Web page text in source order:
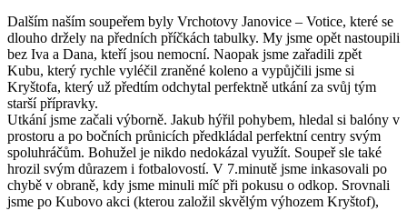
Dalším naším soupeřem byly Vrchotovy Janovice – Votice, které se
dlouho držely na předních příčkách tabulky. My jsme opět nastoupili
bez Iva a Dana, kteří jsou nemocní. Naopak jsme zařadili zpět
Kubu, který rychle vyléčil zraněné koleno a vypůjčili jsme si
Kryštofa, který už předtím odchytal perfektně utkání za svůj tým
starší přípravky.
Utkání jsme začali výborně. Jakub hýřil pohybem, hledal si balóny v
prostoru a po bočních průnicích předkládal perfektní centry svým
spoluhráčům. Bohužel je nikdo nedokázal využít. Soupeř sle také
hrozil svým důrazem i fotbalovostí. V 7.minutě jsme inkasovali po
chybě v obraně, kdy jsme minuli míč při pokusu o odkop. Srovnali
jsme po Kubovo akci (kterou založil skvělým výhozem Kryštof),